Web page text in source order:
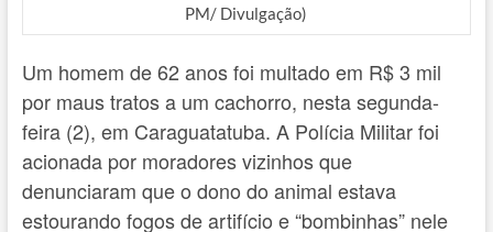
PM/ Divulgação)
Um homem de 62 anos foi multado em R$ 3 mil
por maus tratos a um cachorro, nesta segunda-
feira (2), em Caraguatatuba. A Polícia Militar foi
acionada por moradores vizinhos que
denunciaram que o dono do animal estava
estourando fogos de artifício e “bombinhas” nele